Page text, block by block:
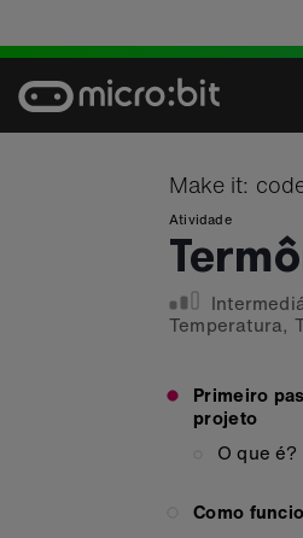
content
Make it:
Atividade
Temperatura,
Primeiro
projeto
O que é?
Como